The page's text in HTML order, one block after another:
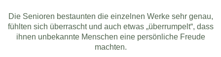
Die Senioren bestaunten die einzelnen Werke sehr genau,
fühlten sich überrascht und auch etwas „überrumpelt“, dass
ihnen unbekannte Menschen eine persönliche Freude
machten.